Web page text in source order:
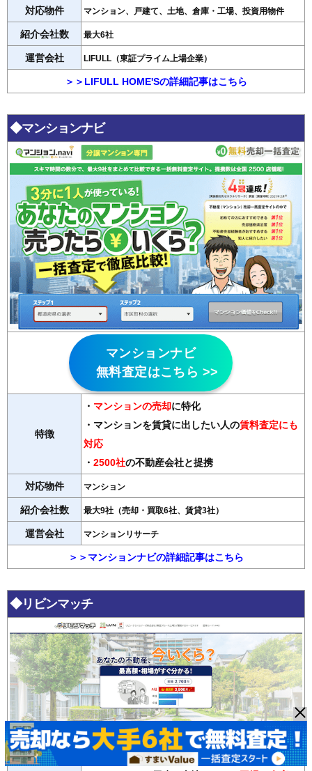
対応物件 マンション、戸建て、土地、倉庫・工場、投資用物件
紹介会社数 最大6社
運営会社 LIFULL（東証プライム上場企業）
＞＞LIFULL HOME'Sの詳細記事はこちら
◆マンションナビ
マンションナビ
無料査定はこちら >>
特徴
・ マンションの売却に特化
・マンションを賃貸に出したい人の賃料査定にも
対応
・ 2500社の不動産会社と提携
対応物件 マンション
紹介会社数 最大9社（売却・買取6社、賃貸3社）
運営会社 マンションリサーチ
＞＞マンションナビの詳細記事はこちら
◆リビンマッチ